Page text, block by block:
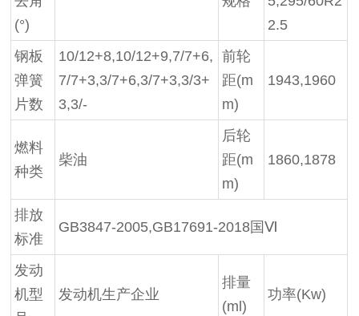
(°)
2.5
钢板
弹簧
片数
10/12+8,10/12+9,7/7+6,
7/7+3,3/7+6,3/7+3,3/3+
3,3/-
前轮
距(m
m)
1943,1960
燃料
种类
柴油
后轮
距(m
m)
1860,1878
排放
标准
GB3847-2005,GB17691-2018国Ⅵ
发动
机型
发动机生产企业
排量
(ml)
功率(Kw)